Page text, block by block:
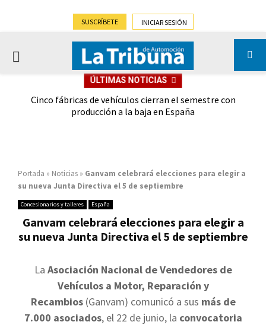
SUSCRÍBETE INICIAR SESIÓN
PRIMARY
ÚLTIMAS NOTICIAS
Cinco fábricas de vehículos cierran el semestre con
producción a la baja en España
Portada » Noticias » Ganvam celebrará elecciones para elegir a
su nueva Junta Directiva el 5 de septiembre
Concesionarios y talleres España
Ganvam celebrará elecciones para elegir a
su nueva Junta Directiva el 5 de septiembre
La Asociación Nacional de Vendedores de
Vehículos a Motor, Reparación y
Recambios(Ganvam) comunicó a sus más de
7.000 asociados, el 22 de junio, la convocatoria